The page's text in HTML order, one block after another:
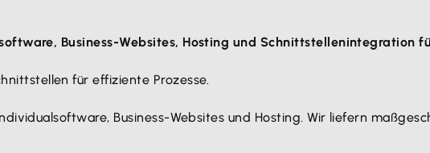
Business-Websites, Hosting und Schnittstellenintegration
für effiziente Prozesse.
Business-Websites und Hosting. Wir liefern